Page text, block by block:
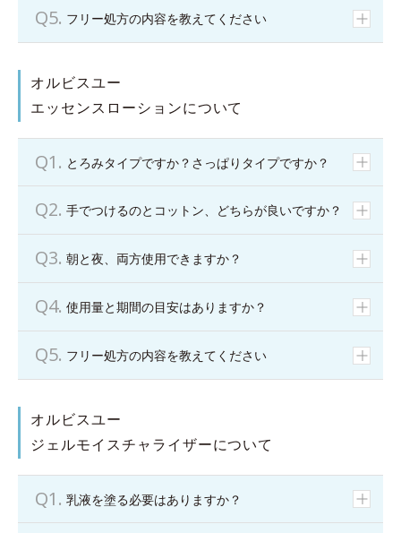
フリー処方の内容を教えてください
オルビスユー
エッセンスローションについて
とろみタイプですか？さっぱりタイプですか？
手でつけるのとコットン、どちらが良いですか？
朝と夜、両方使用できますか？
使用量と期間の目安はありますか？
フリー処方の内容を教えてください
オルビスユー
ジェルモイスチャライザーについて
乳液を塗る必要はありますか？